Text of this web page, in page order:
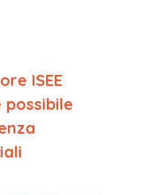
ISEE
possibile